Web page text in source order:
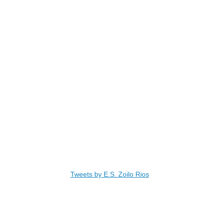
Tweets by E.S. Zoilo Rios